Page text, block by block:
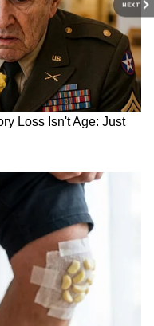
NEXT
बार भारत अकेले
खेले जाएंगे विश्वकप
Gill Injury: प्रैक्टिस
vs SL Practice Match: